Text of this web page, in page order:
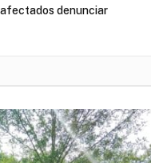
afectados denunciar